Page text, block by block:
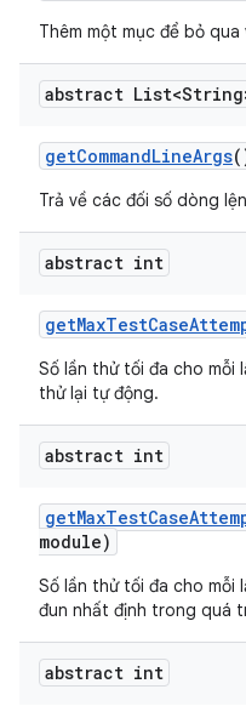
Thêm một mục để bỏ qua
abstract
getCommandLineArgs
Trả về các đối số dòng
abstract int
getMaxTestCase
Số lần thử tối đa cho mỗi
thử lại tự động.
abstract int
getMaxTestCase
module)
Số lần thử tối đa cho mỗi
đun nhất định trong quá
abstract int